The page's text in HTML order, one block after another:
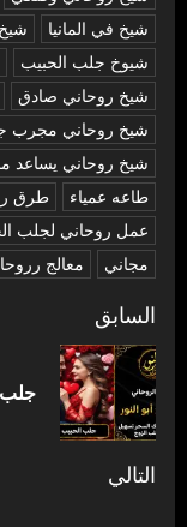
شيخ في المانيا
شيوخ جلب الحبيب
شیخ روحاني صادق
شیخ روحاني مجرب
شیخ روحاني يساعد
طاعه عمياء
طرق
عمل روحاني لجلب
مجاني
معالج
تصفّح
المقالات
السابق
التالي